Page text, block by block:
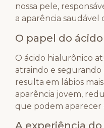
nossa pele,
a aparência saudável
O papel do
O ácido hialurônico
atraindo e segurando
resulta em lábios
aparência jovem,
que podem aparecer
A experiência